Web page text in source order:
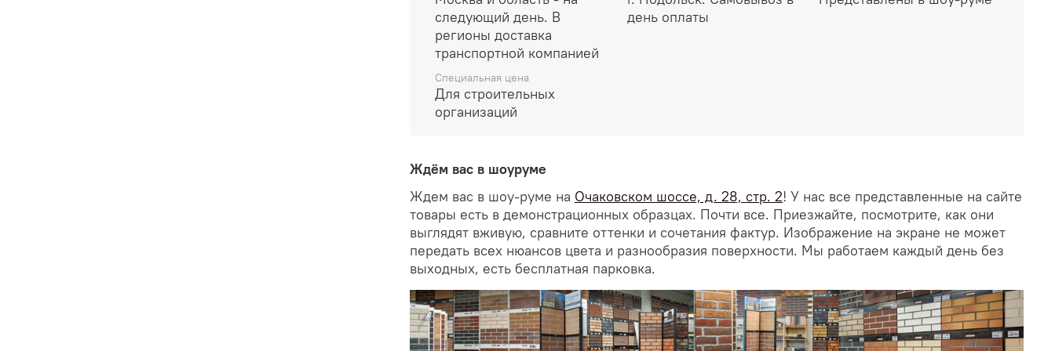
следующий день. В
регионы доставка
транспортной компанией
день оплаты
Специальная цена
Для строительных
организаций
Ждём вас в шоуруме
Ждем вас в шоу-руме на Очаковском шоссе, д. 28, стр. 2! У нас все представленные на сайте
товары есть в демонстрационных образцах. Почти все. Приезжайте, посмотрите, как они
выглядят вживую, сравните оттенки и сочетания фактур. Изображение на экране не может
передать всех нюансов цвета и разнообразия поверхности. Мы работаем каждый день без
выходных, есть бесплатная парковка.